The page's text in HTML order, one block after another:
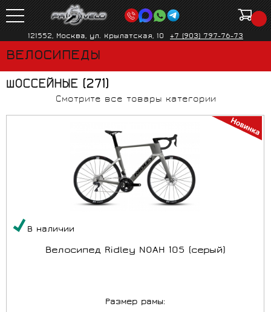
121552, Москва, ул. Крылатская, 10 +7 (903) 797-76-73
ВЕЛОСИПЕДЫ
ШОССЕЙНЫЕ (271)
Смотрите все товары категории
В наличии
Велосипед Ridley NOAH 105 (серый)
Размер рамы: